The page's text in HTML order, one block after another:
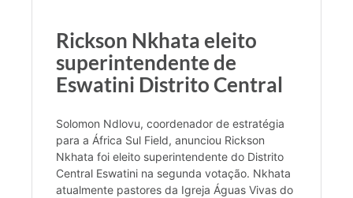
Rickson Nkhata eleito
superintendente de
Eswatini Distrito Central
Solomon Ndlovu, coordenador de estratégia
para a África Sul Field, anunciou Rickson
Nkhata foi eleito superintendente do Distrito
Central Eswatini na segunda votação. Nkhata
atualmente pastores da Igreja Águas Vivas do